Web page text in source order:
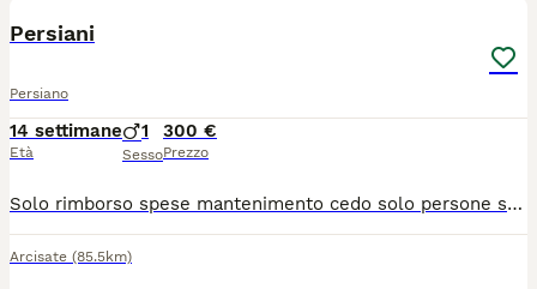
Persiani
Persiano
14 settimane
Età
1
Sesso
300 €
Prezzo
Solo rimborso spese mantenimento cedo solo persone selezionate che possono offrire una casa sicura attenzione e cure idonee
Arcisate (85.5km)